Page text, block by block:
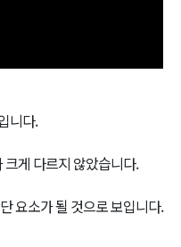
니다.
게 다르지 않았습니다.
요소가 될 것으로 보입니다.